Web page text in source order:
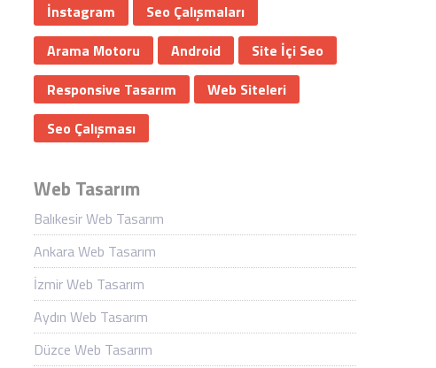
İnstagram
Seo Çalışmaları
Arama Motoru
Android
Site İçi Seo
Responsive Tasarım
Web Siteleri
Seo Çalışması
Web Tasarım
Balıkesir Web Tasarım
Ankara Web Tasarım
İzmir Web Tasarım
Aydın Web Tasarım
Düzce Web Tasarım